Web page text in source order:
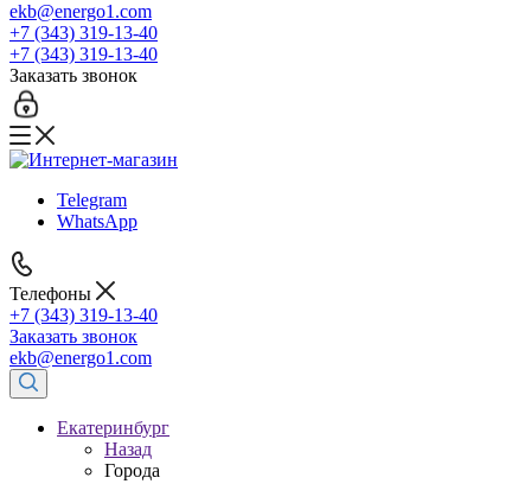
ekb@energo1.com
+7 (343) 319-13-40
+7 (343) 319-13-40
Заказать звонок
Telegram
WhatsApp
Телефоны
+7 (343) 319-13-40
Заказать звонок
ekb@energo1.com
Екатеринбург
Назад
Города